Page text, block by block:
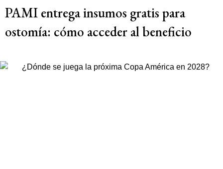
PAMI entrega insumos gratis para
ostomía: cómo acceder al beneficio